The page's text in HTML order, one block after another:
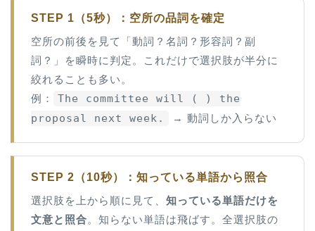
STEP 1（5秒）：空所の品詞を確定
空所の前後を見て「動詞？名詞？形容詞？副
詞？」を瞬時に判定。これだけで選択肢が半分に
絞れることも多い。
例：
The committee will ( ) the
proposal next week.
→ 動詞しか入らない
STEP 2（10秒）：知っている単語から照合
選択肢を上から順に見て、 知っている単語だけを
文意と照合。知らない単語は飛ばす。全選択肢の